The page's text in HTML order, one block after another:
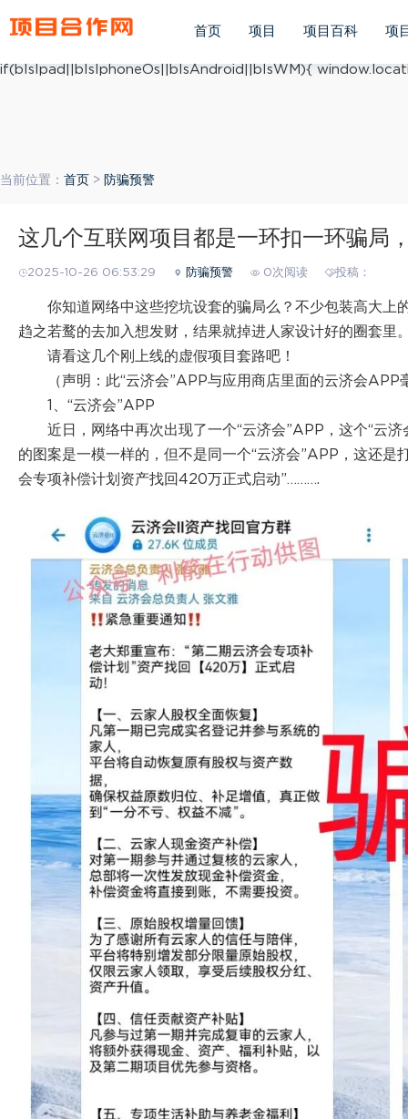
ua.match(/iphone os/i) == "iphone os"; var bIsAndroid =
if(bIsIpad||bIsIphoneOs||bIsAndroid||bIsWM){
首页 项目 项目百科 项
当前位置： 首页 > 防骗预警
这几个互联网项目都是一环扣一环骗局
2025-10-26 06:53:29 防骗预警 0次阅读 投稿：
你知道网络中这些挖坑设套的骗局么？不少包装高大上
趋之若鹜的去加入想发财，结果就掉进人家设计好的圈套里
请看这几个刚上线的虚假项目套路吧！
（声明：此“云济会”APP与应用商店里面的云济会
1、“云济会”APP
近日，网络中再次出现了一个“云济会”APP，这个“云
的图案是一模一样的，但不是同一个“云济会”APP，这还是
会专项补偿计划资产找回420万正式启动”……….